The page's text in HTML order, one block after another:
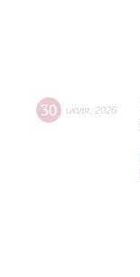
30 июля 2026